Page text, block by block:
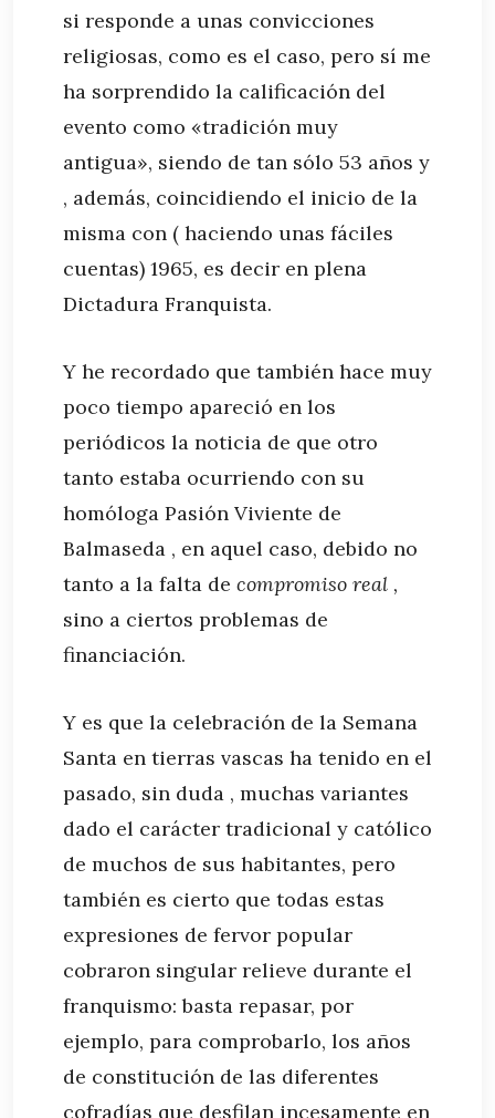
si responde a unas convicciones
religiosas, como es el caso, pero sí me
ha sorprendido la calificación del
evento como «tradición muy
antigua», siendo de tan sólo 53 años y
, además, coincidiendo el inicio de la
misma con ( haciendo unas fáciles
cuentas) 1965, es decir en plena
Dictadura Franquista.
Y he recordado que también hace muy
poco tiempo apareció en los
periódicos la noticia de que otro
tanto estaba ocurriendo con su
homóloga Pasión Viviente de
Balmaseda , en aquel caso, debido no
tanto a la falta de compromiso real ,
sino a ciertos problemas de
financiación.
Y es que la celebración de la Semana
Santa en tierras vascas ha tenido en el
pasado, sin duda , muchas variantes
dado el carácter tradicional y católico
de muchos de sus habitantes, pero
también es cierto que todas estas
expresiones de fervor popular
cobraron singular relieve durante el
franquismo: basta repasar, por
ejemplo, para comprobarlo, los años
de constitución de las diferentes
cofradías que desfilan incesamente en